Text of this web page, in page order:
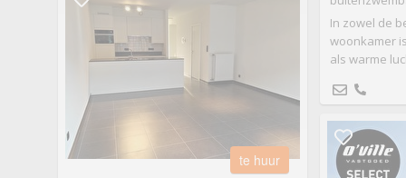
In zowel de
woonkamer
als warme
te huur